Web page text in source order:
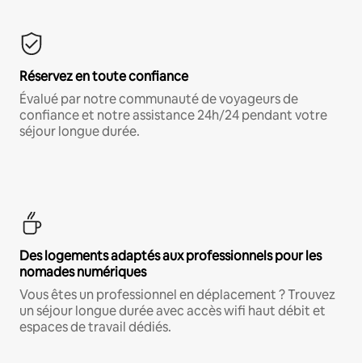
Réservez en toute confiance
Évalué par notre communauté de voyageurs de
confiance et notre assistance 24h/24 pendant votre
séjour longue durée.
Des logements adaptés aux professionnels pour les
nomades numériques
Vous êtes un professionnel en déplacement ? Trouvez
un séjour longue durée avec accès wifi haut débit et
espaces de travail dédiés.